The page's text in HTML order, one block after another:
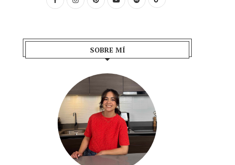
SOBRE MÍ